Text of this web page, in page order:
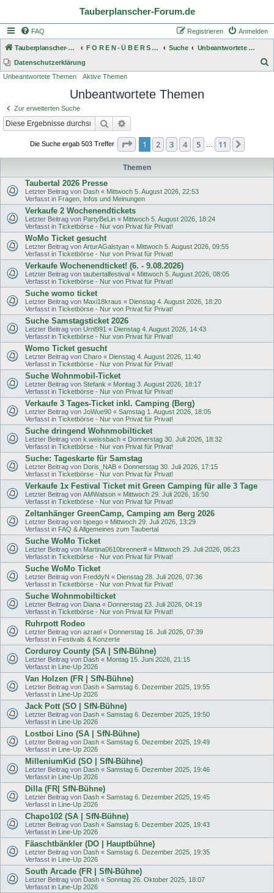
Tauberplanscher-Forum.de
FAQ Anmelden
Registrieren
Tauberplanscher-Forum.de F O R E N - Ü B E R S I C H T Suche
Unbeantwortete Themen
Datenschutzerklärung
Unbeantwortete Themen Aktive Themen
Unbeantwortete Themen
Zur erweiterten Suche
Suche
Die Suche ergab 503 Treffer Seite 1von 11
1 2 3 4 5 11
Themen
Taubertal 2026 Presse
Letzter Beitrag von Dash « Mittwoch 5. August 2026, 22:53
Verfasst in Fragen, Infos und Meinungen
Verkaufe 2 Wochenendtickets
Letzter Beitrag von PartyBeLin « Mittwoch 5. August 2026, 18:24
Verfasst in Ticketbörse - Nur von Privat für Privat!
WoMo Ticket gesucht
Letzter Beitrag von ArturAGalstyan « Mittwoch 5. August 2026, 09:55
Verfasst in Ticketbörse - Nur von Privat für Privat!
Verkaufe Wochenendticket! (6. - 9.08.2026)
Letzter Beitrag von taubertalfestival « Mittwoch 5. August 2026, 08:05
Verfasst in Ticketbörse - Nur von Privat für Privat!
Suche womo ticket
Letzter Beitrag von Maxi18kraus « Dienstag 4. August 2026, 18:20
Verfasst in Ticketbörse - Nur von Privat für Privat!
Suche Samstagsticket 2026
Letzter Beitrag von Urnl991 « Dienstag 4. August 2026, 14:43
Verfasst in Ticketbörse - Nur von Privat für Privat!
Womo Ticket gesucht
Letzter Beitrag von Charo « Dienstag 4. August 2026, 11:40
Verfasst in Ticketbörse - Nur von Privat für Privat!
Suche Wohnmobil-Ticket
Letzter Beitrag von Stefank « Montag 3. August 2026, 18:17
Verfasst in Ticketbörse - Nur von Privat für Privat!
Verkaufe 3 Tages-Ticket inkl. Camping (Berg)
Letzter Beitrag von JoWue90 « Samstag 1. August 2026, 18:05
Verfasst in Ticketbörse - Nur von Privat für Privat!
Suche dringend Wohnmobilticket
Letzter Beitrag von k.weissbach « Donnerstag 30. Juli 2026, 18:32
Verfasst in Ticketbörse - Nur von Privat für Privat!
Suche: Tageskarte für Samstag
Letzter Beitrag von Doris_NAB « Donnerstag 30. Juli 2026, 17:15
Verfasst in Ticketbörse - Nur von Privat für Privat!
Verkaufe 1x Festival Ticket mit Green Camping für alle 3 Tage
Letzter Beitrag von AMWatson « Mittwoch 29. Juli 2026, 16:50
Verfasst in Ticketbörse - Nur von Privat für Privat!
Zeltanhänger GreenCamp, Camping am Berg 2026
Letzter Beitrag von bjoego « Mittwoch 29. Juli 2026, 13:29
Verfasst in FAQ & Allgemeines zum Taubertal
Suche WoMo Ticket
Letzter Beitrag von Martina0610brenner# « Mittwoch 29. Juli 2026, 06:23
Verfasst in Ticketbörse - Nur von Privat für Privat!
Suche WoMo Ticket
Letzter Beitrag von FreddyN « Dienstag 28. Juli 2026, 07:36
Verfasst in Ticketbörse - Nur von Privat für Privat!
Suche Wohnmobilticket
Letzter Beitrag von Diana « Donnerstag 23. Juli 2026, 04:19
Verfasst in Ticketbörse - Nur von Privat für Privat!
Ruhrpott Rodeo
Letzter Beitrag von azrael « Donnerstag 16. Juli 2026, 07:39
Verfasst in Festivals & Konzerte
Corduroy County (SA | SfN-Bühne)
Letzter Beitrag von Dash « Montag 15. Juni 2026, 21:15
Verfasst in Line-Up 2026
Van Holzen (FR | SfN-Bühne)
Letzter Beitrag von Dash « Samstag 6. Dezember 2025, 19:55
Verfasst in Line-Up 2026
Jack Pott (SO | SfN-Bühne)
Letzter Beitrag von Dash « Samstag 6. Dezember 2025, 19:50
Verfasst in Line-Up 2026
Lostboi Lino (SA | SfN-Bühne)
Letzter Beitrag von Dash « Samstag 6. Dezember 2025, 19:49
Verfasst in Line-Up 2026
MilleniumKid (SO | SfN-Bühne)
Letzter Beitrag von Dash « Samstag 6. Dezember 2025, 19:46
Verfasst in Line-Up 2026
Dilla (FR| SfN-Bühne)
Letzter Beitrag von Dash « Samstag 6. Dezember 2025, 19:45
Verfasst in Line-Up 2026
Chapo102 (SA | SfN-Bühne)
Letzter Beitrag von Dash « Samstag 6. Dezember 2025, 19:43
Verfasst in Line-Up 2026
Fäaschtbänkler (DO | Hauptbühne)
Letzter Beitrag von Dash « Samstag 6. Dezember 2025, 19:35
Verfasst in Line-Up 2026
South Arcade (FR | SfN-Bühne)
Letzter Beitrag von Dash « Sonntag 26. Oktober 2025, 18:07
Verfasst in Line-Up 2026